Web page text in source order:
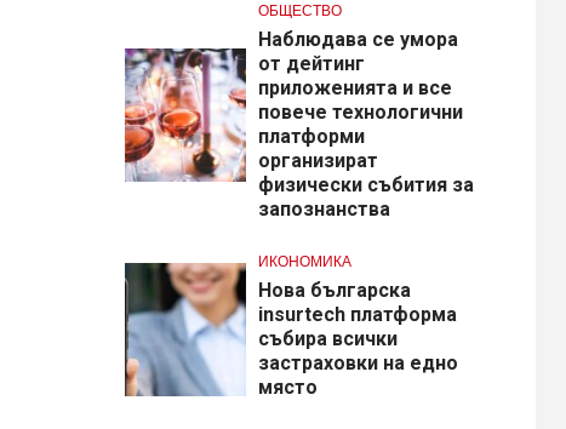
ОБЩЕСТВО
Наблюдава се умора
от дейтинг
приложенията и все
повече технологични
платформи
организират
физически събития за
запознанства
ИКОНОМИКА
Нова българска
insurtech платформа
събира всички
застраховки на едно
място